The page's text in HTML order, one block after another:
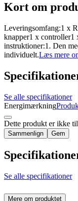
Kort om
Leveringsomfang:1 x
knapper1 x controller1
instruktioner:1. Den
individuelt.Læs mere
Se alle specifikationer
Energimærkning
Dette produkt er ikke
Sammenlign Gem
Se alle specifikationer
Mere om produktet